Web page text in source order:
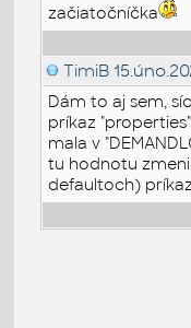
začiatočníčka
TimiB
Dám to aj sem,
príkaz
mala v
tu hodnotu
defaultoch)